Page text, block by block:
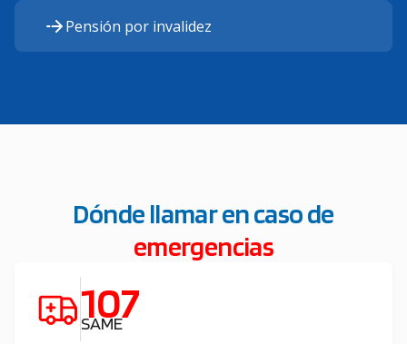
Pensión por invalidez
Dónde llamar en caso de
emergencias
107
SAME